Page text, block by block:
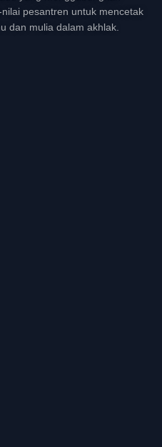
pesantren untuk mencetak
dan mulia dalam akhlak.